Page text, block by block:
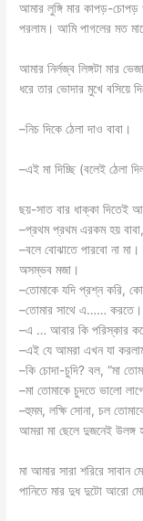
আমার লুঙ্গি মার কাপড়-চোপড়
পরলাম। আমি পাগলের মত
আমার নির্লজ্ব লিঙ্গটা মার
ধরে তার ভোদার মুখে বসিয়ে
–নিচ দিকে ঠেলা দাও বাবা।
–এই মা দিচ্ছি (বলেই ঠেলা
ছয়-সাত বার ধাক্কা দিতেই
–প্রথম প্রথম এরকম হয়
–বলে বোঝাতে পারবো না মা।
অসম্ভব মজা।
–তোমাকে যদি প্রশ্ন করি,
–তোমার সাথে এ…… করতে।
–এ … আবার কি পরিস্কার
–এই যে আমরা এখন যা
–কি চোদা-চুদি? বল, “মা
–মা তোমাকে চুদতে ভালো
–হুমম, লক্ষি সোনা, চল
আমরা মা ছেলে দুজনেই উলঙ্গ
মা আমার সারা শরিরে সাবান
পানিতে মার দুধ দুটো আরো